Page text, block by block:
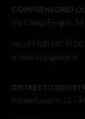
COMPRENSORIO
Via Campi Flegrei,
tel +39 081 597 91 00
e-mail ssip@ssip.it
DISTRETTO
Via del Lavoro, 22 –